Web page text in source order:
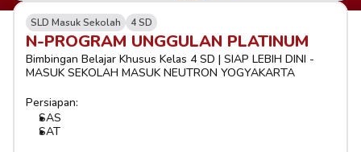
SLD Masuk Sekolah 4 SD
N-PROGRAM UNGGULAN PLATINUM
Bimbingan Belajar Khusus Kelas 4 SD | SIAP LEBIH DINI -
MASUK SEKOLAH MASUK NEUTRON YOGYAKARTA
Persiapan:
SAS
SAT